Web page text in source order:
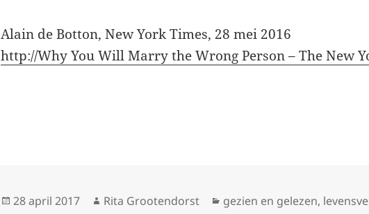
Alain de Botton, New York Times, 28 mei 2016
http://Why You Will Marry the Wrong Person – The New
Geplaatst
28 april 2017 Auteur
Rita Grootendorst Categorieën
gezien en gelezen,